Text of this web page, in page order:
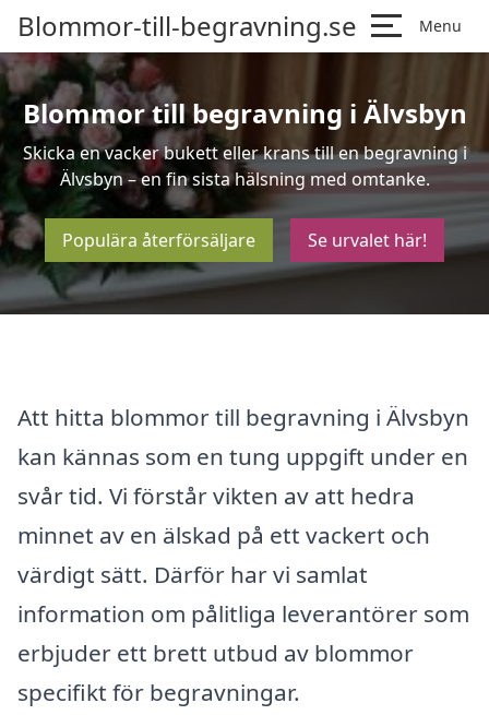
Blommor-till-begravning.se Menu
Blommor till begravning i Älvsbyn
Skicka en vacker bukett eller krans till en begravning i
Älvsbyn – en fin sista hälsning med omtanke.
Populära återförsäljare Se urvalet här!
Att hitta blommor till begravning i Älvsbyn
kan kännas som en tung uppgift under en
svår tid. Vi förstår vikten av att hedra
minnet av en älskad på ett vackert och
värdigt sätt. Därför har vi samlat
information om pålitliga leverantörer som
erbjuder ett brett utbud av blommor
specifikt för begravningar.